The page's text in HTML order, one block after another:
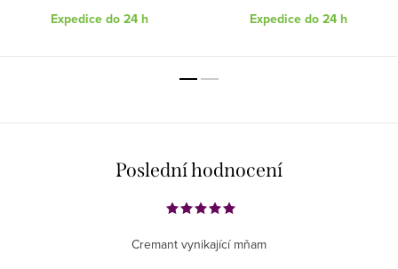
Expedice do 24 h Expedice do 24 h
Poslední hodnocení
Cremant vynikající mňam